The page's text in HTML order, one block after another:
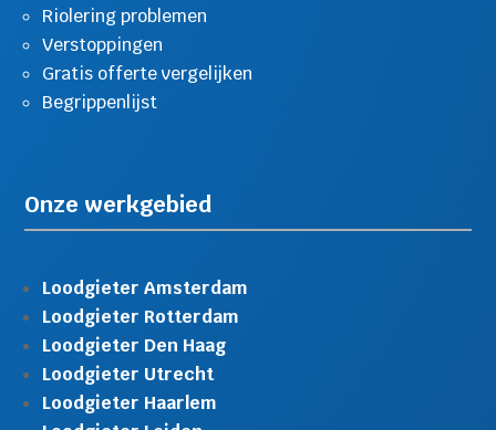
Riolering problemen
Verstoppingen
Gratis offerte vergelijken
Begrippenlijst
Onze werkgebied
Loodgieter Amsterdam
Loodgieter Rotterdam
Loodgieter Den Haag
Loodgieter Utrecht
Loodgieter Haarlem